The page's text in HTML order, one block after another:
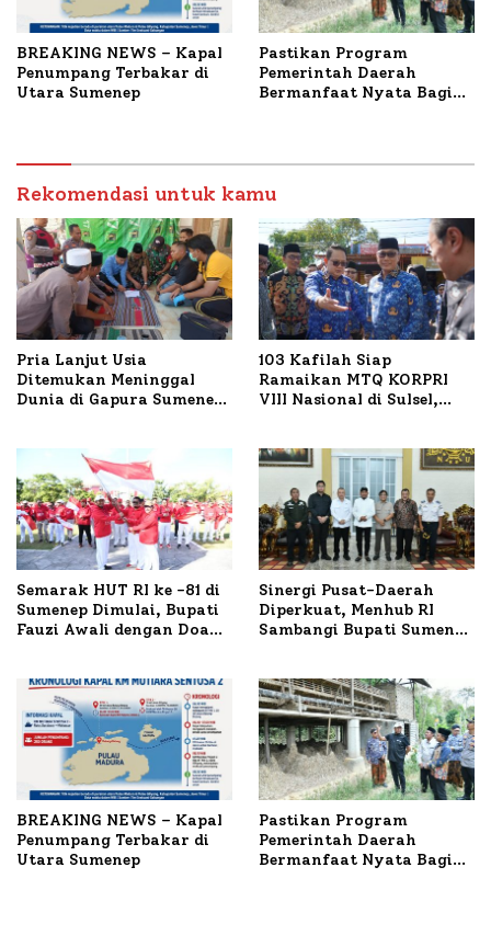
BREAKING NEWS – Kapal
Penumpang Terbakar di
Utara Sumenep
Pastikan Program
Pemerintah Daerah
Bermanfaat Nyata Bagi
Petelur di Desa Bataal
Timur
Rekomendasi untuk kamu
Pria Lanjut Usia
Ditemukan Meninggal
Dunia di Gapura Sumenep,
103 Kafilah Siap
Ramaikan MTQ KORPRI
VIII Nasional di Sulsel,
Semarak HUT RI ke -81 di
Sumenep Dimulai, Bupati
Fauzi Awali dengan Doa
Sinergi Pusat-Daerah
Diperkuat, Menhub RI
Sambangi Bupati Sumenep
BREAKING NEWS – Kapal
Penumpang Terbakar di
Utara Sumenep
Pastikan Program
Pemerintah Daerah
Bermanfaat Nyata Bagi